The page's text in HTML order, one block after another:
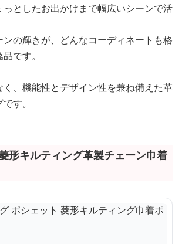
としたお出かけまで幅広いシーンで活
の輝きが、どんなコーディネートも格
です。
く、機能性とデザイン性を兼ね備えた革
す。
形キルティング革製チェーン巾着